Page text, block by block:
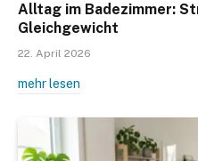
Alltag im Badezimmer:
Gleichgewicht
22. April 2026
mehr lesen